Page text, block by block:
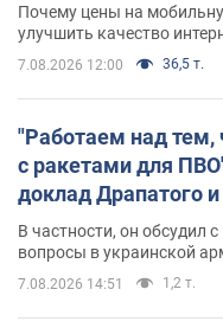
Почему цены на
улучшить качество
7.08.2026 12:00 36,5 т.
"Работаем над тем,
с ракетами для
доклад Драпатого
В частности, он
вопросы в украинской
7.08.2026 14:51 1,2 т.